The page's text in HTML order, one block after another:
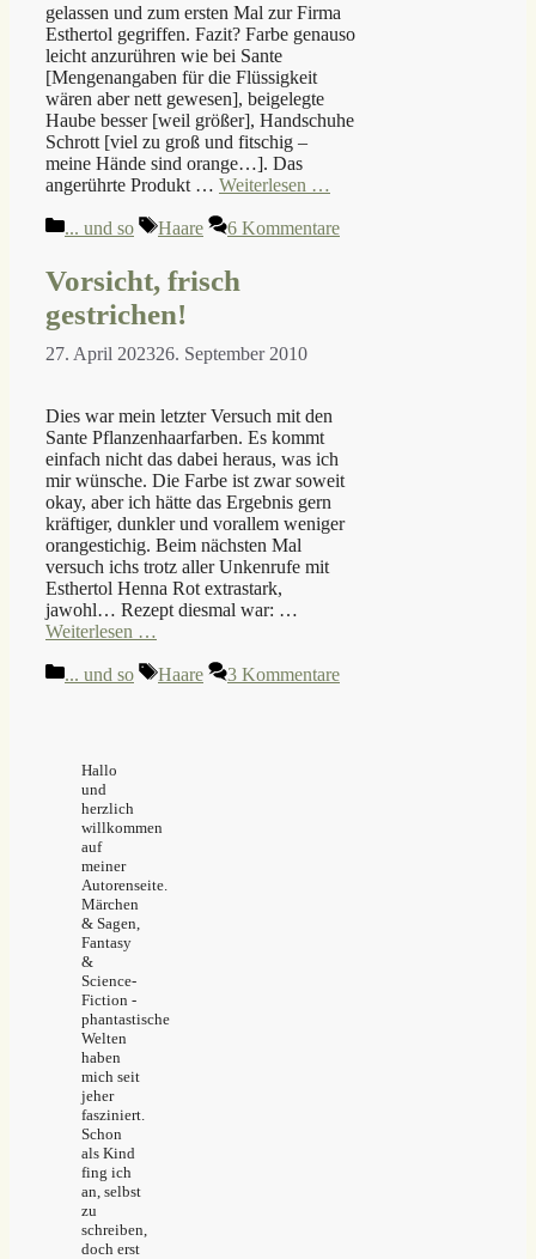
gelassen und zum ersten Mal zur Firma
Esthertol gegriffen. Fazit? Farbe genauso
leicht anzurühren wie bei Sante
[Mengenangaben für die Flüssigkeit
wären aber nett gewesen], beigelegte
Haube besser [weil größer], Handschuhe
Schrott [viel zu groß und fitschig –
meine Hände sind orange…]. Das
angerührte Produkt … Weiterlesen …
Kategorien
... und so Schlagwörter
Haare 6 Kommentare
Vorsicht, frisch
gestrichen!
27. April 202326. September 2010
Dies war mein letzter Versuch mit den
Sante Pflanzenhaarfarben. Es kommt
einfach nicht das dabei heraus, was ich
mir wünsche. Die Farbe ist zwar soweit
okay, aber ich hätte das Ergebnis gern
kräftiger, dunkler und vorallem weniger
orangestichig. Beim nächsten Mal
versuch ichs trotz aller Unkenrufe mit
Esthertol Henna Rot extrastark,
jawohl… Rezept diesmal war: …
Weiterlesen …
Kategorien
... und so Schlagwörter
Haare 3 Kommentare
Hallo
und
herzlich
willkommen
auf
meiner
Autorenseite.
Märchen
& Sagen,
Fantasy
&
Science-
Fiction -
phantastische
Welten
haben
mich seit
jeher
fasziniert.
Schon
als Kind
fing ich
an, selbst
zu
schreiben,
doch erst